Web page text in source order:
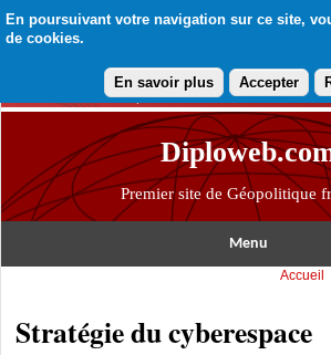
En poursuivant votre navigation sur ce site,
de cookies.
En savoir plus Accepter
Premier site de Géopolitique
Menu
Accueil
Stratégie du cyberespace